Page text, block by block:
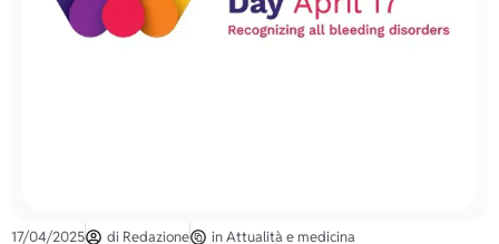
17/04/2025 di Redazione inAttualità e medicina